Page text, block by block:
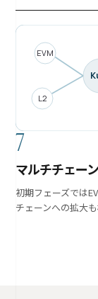
7
マルチチェー
初期フェーズでは
チェーンへの拡大も
EVM
L2